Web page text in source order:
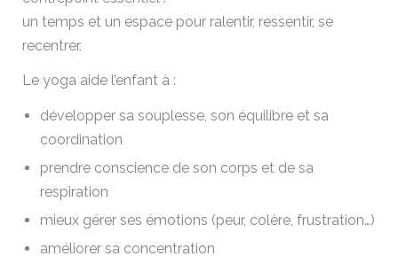
un temps et un espace pour ralentir, ressentir, se
recentrer.
Le yoga aide l’enfant à :
développer sa souplesse, son équilibre et sa
coordination
prendre conscience de son corps et de sa
respiration
mieux gérer ses émotions (peur, colère, frustration…)
améliorer sa concentration